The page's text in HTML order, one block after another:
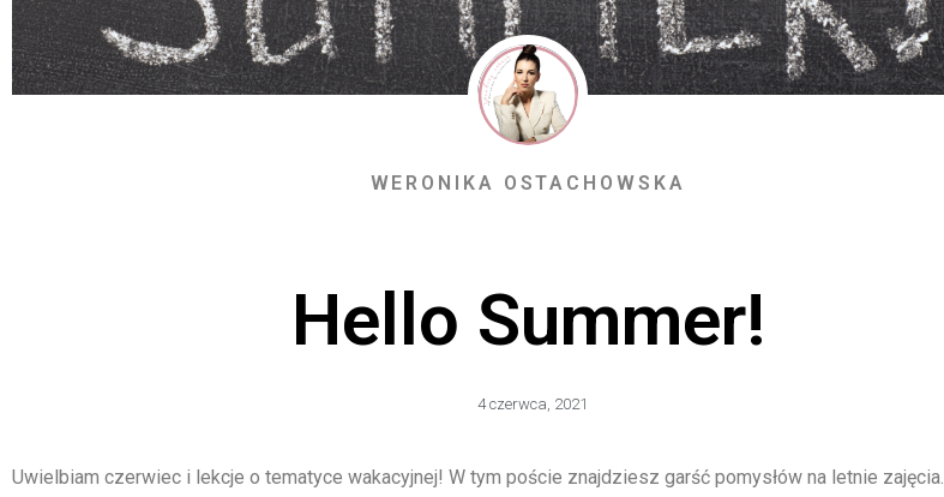
WERONIKA OSTACHOWSKA
Hello Summer!
4 czerwca, 2021
Uwielbiam czerwiec i lekcje o tematyce wakacyjnej! W tym poście znajdziesz garść pomysłów na letnie zajęcia.